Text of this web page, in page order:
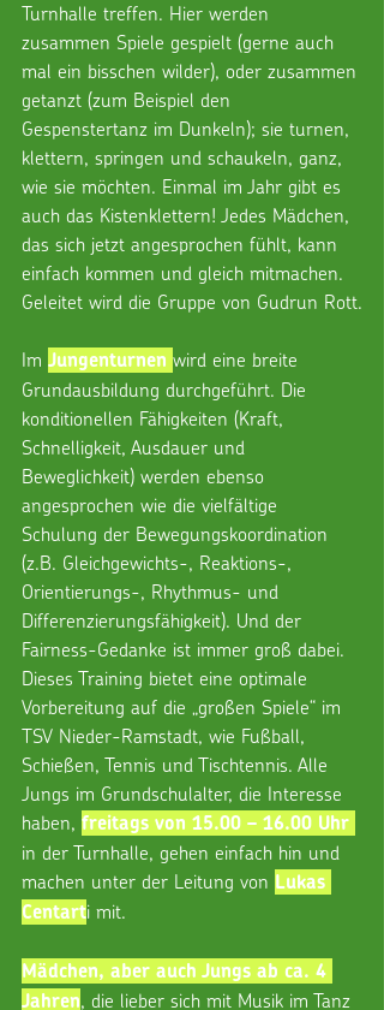
Turnhalle treffen. Hier werden
zusammen Spiele gespielt (gerne auch
mal ein bisschen wilder), oder zusammen
getanzt (zum Beispiel den
Gespenstertanz im Dunkeln); sie turnen,
klettern, springen und schaukeln, ganz,
wie sie möchten. Einmal im Jahr gibt es
auch das Kistenklettern! Jedes Mädchen,
das sich jetzt angesprochen fühlt, kann
einfach kommen und gleich mitmachen.
Geleitet wird die Gruppe von Gudrun Rott.
Im Jungenturnen wird eine breite
Grundausbildung durchgeführt. Die
konditionellen Fähigkeiten (Kraft,
Schnelligkeit, Ausdauer und
Beweglichkeit) werden ebenso
angesprochen wie die vielfältige
Schulung der Bewegungskoordination
(z.B. Gleichgewichts-, Reaktions-,
Orientierungs-, Rhythmus- und
Differenzierungsfähigkeit). Und der
Fairness-Gedanke ist immer groß dabei.
Dieses Training bietet eine optimale
Vorbereitung auf die „großen Spiele“ im
TSV Nieder-Ramstadt, wie Fußball,
Schießen, Tennis und Tischtennis. Alle
Jungs im Grundschulalter, die Interesse
haben, freitags von 15.00 – 16.00 Uhr
in der Turnhalle, gehen einfach hin und
machen unter der Leitung von Lukas
Centarti mit.
Mädchen, aber auch Jungs ab ca. 4
Jahren, die lieber sich mit Musik im Tanz